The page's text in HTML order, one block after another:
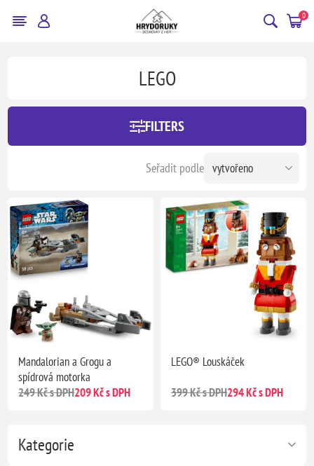
0
Kategorie
LEGO
FILTERS
Seřadit podle
Mandalorian a Grogu a
spídrová motorka
249 Kč s DPH209 Kč s DPH
LEGO® Louskáček
399 Kč s DPH294 Kč s DPH